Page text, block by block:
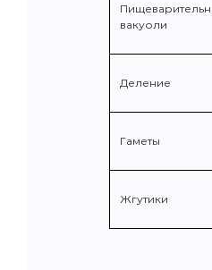
вакуоли
Деление
Гаметы
Жгутики